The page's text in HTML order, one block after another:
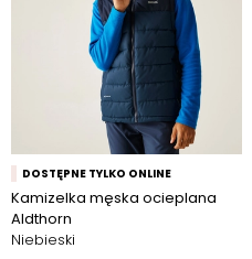
DOSTĘPNE TYLKO ONLINE
Kamizelka męska ocieplana
Aldthorn
Niebieski